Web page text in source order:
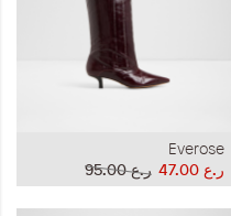
Everose
ر.ع 95.00
ر.ع 47.00